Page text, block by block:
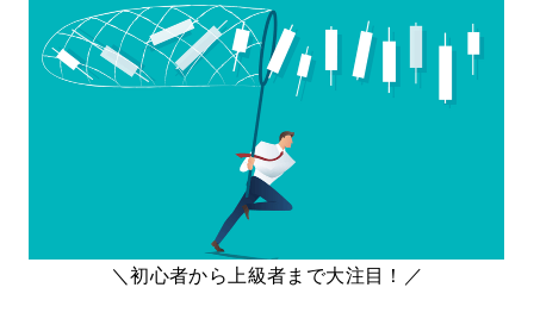
＼初心者から上級者まで大注目！／